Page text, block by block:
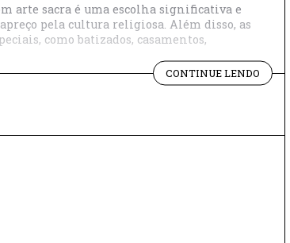
arte sacra é uma escolha significativa e
pela cultura religiosa. Além disso, as
como batizados, casamentos,
CONTINUE LENDO "ARTE